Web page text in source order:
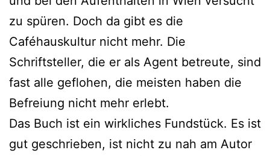
zu spüren. Doch da gibt es die
Caféhauskultur nicht mehr. Die
Schriftsteller, die er als Agent betreute, sind
fast alle geflohen, die meisten haben die
Befreiung nicht mehr erlebt.
Das Buch ist ein wirkliches Fundstück. Es ist
gut geschrieben, ist nicht zu nah am Autor